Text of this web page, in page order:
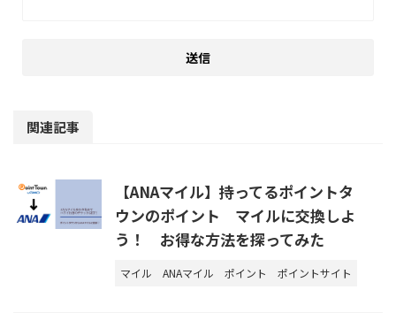
関連記事
【ANAマイル】持ってるポイントタ
ウンのポイント マイルに交換しよ
う！ お得な方法を探ってみた
マイル ANAマイル ポイント ポイントサイト